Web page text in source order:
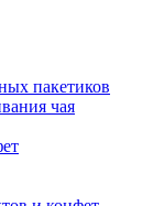
пакетиков
чая